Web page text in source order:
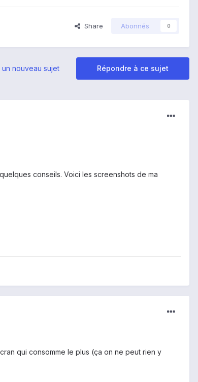
Share Abonnés 0
Répondre à ce sujet
un nouveau sujet
conseils. Voici les screenshots de ma
qui consomme le plus (ça on ne peut rien y